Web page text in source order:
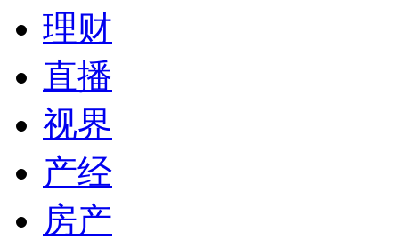
理财
直播
视界
产经
房产